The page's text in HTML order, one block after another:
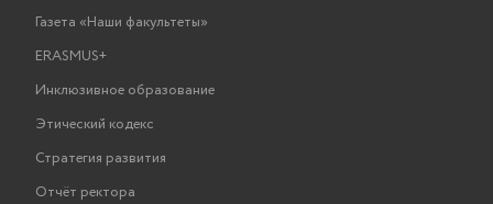
Газета «Наши факультеты»
ERASMUS+
Инклюзивное образование
Этический кодекс
Стратегия развития
Отчёт ректора